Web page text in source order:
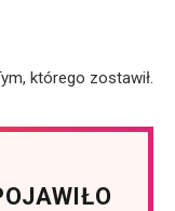
którego zostawił.